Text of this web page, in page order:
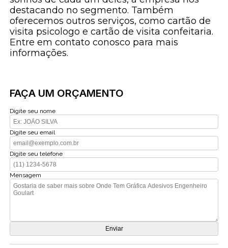
destacando no segmento. Também
oferecemos outros serviços, como cartão de
visita psicologo e cartão de visita confeitaria.
Entre em contato conosco para mais
informações.
FAÇA UM ORÇAMENTO
Digite seu nome
Digite seu email
Digite seu telefone
Mensagem